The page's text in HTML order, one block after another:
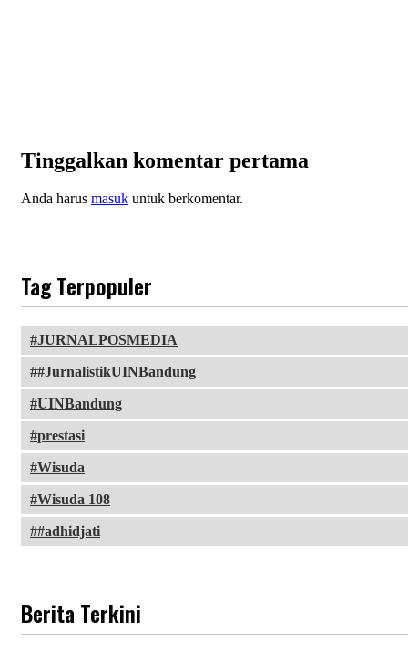
Tinggalkan komentar pertama
Anda harus masuk untuk berkomentar.
Tag Terpopuler
JURNALPOSMEDIA
#JurnalistikUINBandung
UINBandung
prestasi
Wisuda
Wisuda 108
#adhidjati
Berita Terkini